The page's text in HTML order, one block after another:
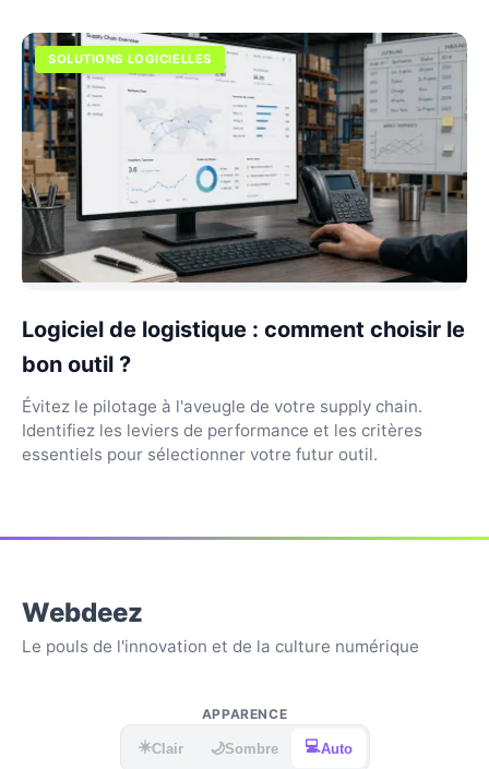
SOLUTIONS LOGICIELLES
Logiciel de logistique : comment choisir le
bon outil ?
Évitez le pilotage à l'aveugle de votre supply chain.
Identifiez les leviers de performance et les critères
essentiels pour sélectionner votre futur outil.
Webdeez
Le pouls de l'innovation et de la culture numérique
APPARENCE
☀️Clair 🌙Sombre 💻Auto